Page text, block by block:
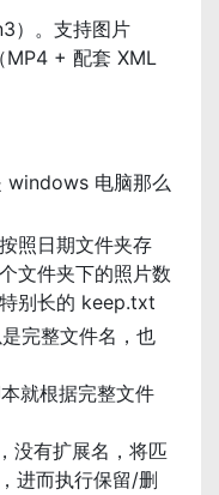
）。支持图片
MP4 + 配套 XML
windows 电脑那么
照日期文件夹存
文件夹下的照片数
别长的 keep.txt
完整文件名，也
就根据完整文件
没有扩展名，将匹
进而执行保留/删